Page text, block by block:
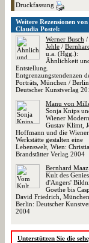
Druckfassung
Weitere Rezensionen von
Claudia Postel:
Werner Busch /
Jehle /
u.a. (Hgg.):
Ähnlichkeit
Entstellung.
Entgrenzungstendenzen
Porträts, München /
Deutscher Kunstverlag
Manu von
Sonja Knips
Wiener
Gustav Klimt,
Hoffmann und die Wiener
Werkstätte gestalten eine
Lebenswelt, Wien:
Brandstätter Verlag 2004
Bernhard Maaz
Kult des
d'Angers'
Goethe bis
David Friedrich,
Berlin: Deutscher
2004
Unterstützen Sie die